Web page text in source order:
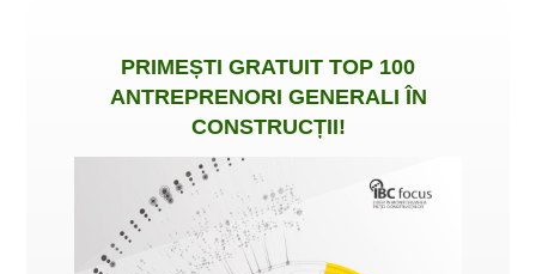
PRIMEȘTI GRATUIT TOP 100
ANTREPRENORI GENERALI ÎN
CONSTRUCȚII!